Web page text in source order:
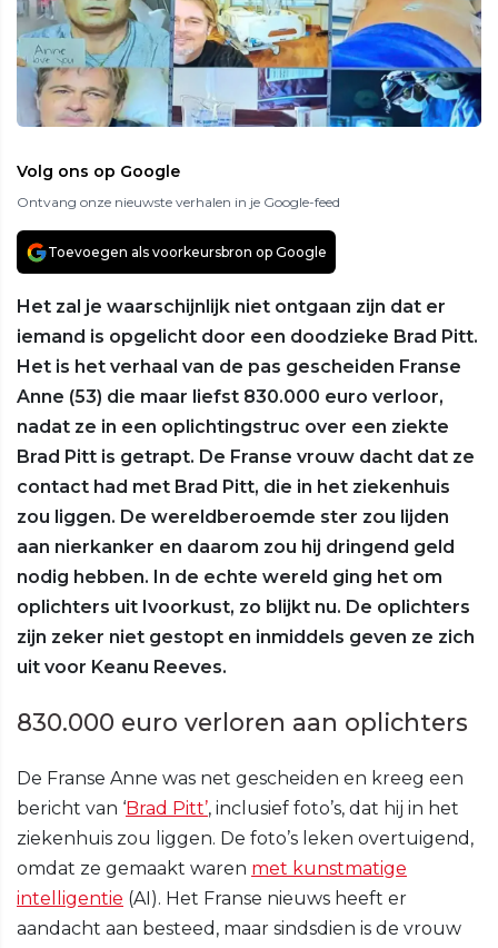
Volg ons op Google
Ontvang onze nieuwste verhalen in je Google-feed
Toevoegen als voorkeursbron op Google
Het zal je waarschijnlijk niet ontgaan zijn dat er
iemand is opgelicht door een doodzieke Brad Pitt.
Het is het verhaal van de pas gescheiden Franse
Anne (53) die maar liefst 830.000 euro verloor,
nadat ze in een oplichtingstruc over een ziekte
Brad Pitt is getrapt. De Franse vrouw dacht dat ze
contact had met Brad Pitt, die in het ziekenhuis
zou liggen. De wereldberoemde ster zou lijden
aan nierkanker en daarom zou hij dringend geld
nodig hebben. In de echte wereld ging het om
oplichters uit Ivoorkust, zo blijkt nu. De oplichters
zijn zeker niet gestopt en inmiddels geven ze zich
uit voor Keanu Reeves.
830.000 euro verloren aan oplichters
De Franse Anne was net gescheiden en kreeg een
bericht van ‘Brad Pitt’, inclusief foto’s, dat hij in het
ziekenhuis zou liggen. De foto’s leken overtuigend,
omdat ze gemaakt waren met kunstmatige
intelligentie (AI). Het Franse nieuws heeft er
aandacht aan besteed, maar sindsdien is de vrouw